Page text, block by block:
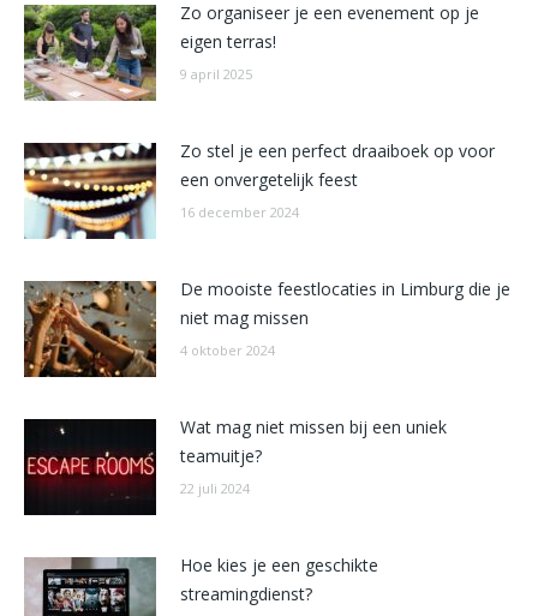
Zo organiseer je een evenement op je
eigen terras!
9 april 2025
Zo stel je een perfect draaiboek op voor
een onvergetelijk feest
16 december 2024
De mooiste feestlocaties in Limburg die je
niet mag missen
4 oktober 2024
Wat mag niet missen bij een uniek
teamuitje?
22 juli 2024
Hoe kies je een geschikte
streamingdienst?